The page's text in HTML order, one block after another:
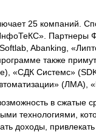
25 компаний.
Партнеры
Abanking,
также
«СДК Системс»
(ЛМА),
в сжатые
технологиями,
доходы,